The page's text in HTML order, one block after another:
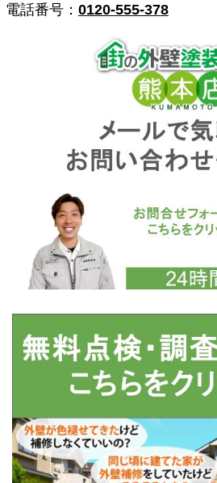
電話番号： 0120-555-378